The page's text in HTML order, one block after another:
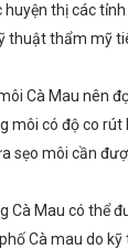
huyện thị các
thuật thẩm mỹ
Cà Mau nên
môi có độ co
sẹo môi cần
Cà Mau có thể
Cà mau do